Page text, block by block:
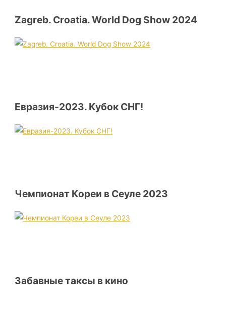
Zagreb. Croatia. World Dog Show 2024
Евразия-2023. Кубок СНГ!
Чемпионат Кореи в Сеуле 2023
Забавные таксы в кино